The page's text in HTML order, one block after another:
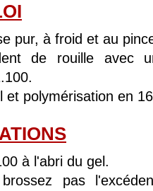
pur, à froid et au
de rouille avec
et polymérisation en
à l'abri du gel.
pas